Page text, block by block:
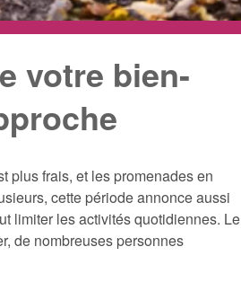
votre bien-
plus frais, et les promenades en
cette période annonce aussi
limiter les activités quotidiennes. Le
de nombreuses personnes